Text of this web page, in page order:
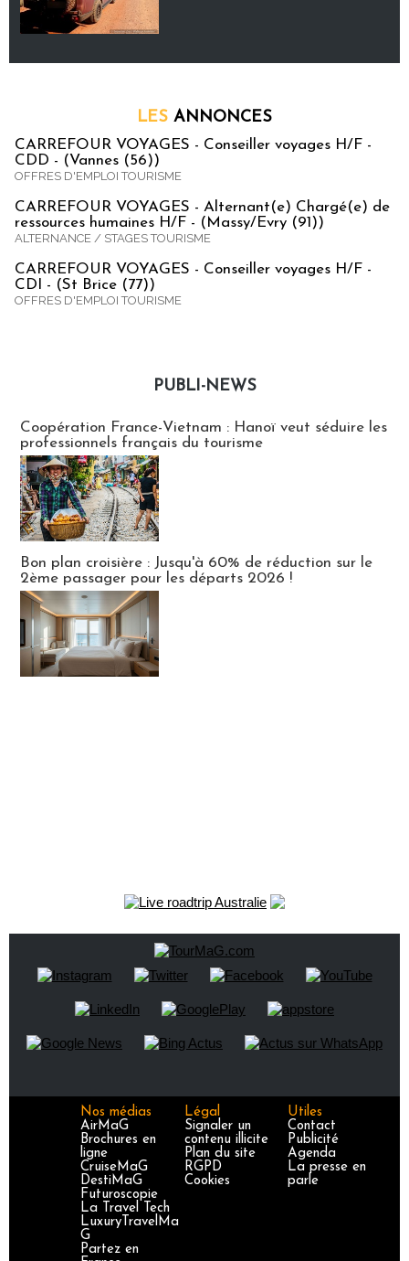
LES ANNONCES
CARREFOUR VOYAGES - Conseiller voyages H/F -
CDD - (Vannes (56))
OFFRES D'EMPLOI TOURISME
CARREFOUR VOYAGES - Alternant(e) Chargé(e) de
ressources humaines H/F - (Massy/Evry (91))
ALTERNANCE / STAGES TOURISME
CARREFOUR VOYAGES - Conseiller voyages H/F -
CDI - (St Brice (77))
OFFRES D'EMPLOI TOURISME
PUBLI-NEWS
Coopération France-Vietnam : Hanoï veut séduire les
professionnels français du tourisme
Bon plan croisière : Jusqu'à 60% de réduction sur le
2ème passager pour les départs 2026 !
Nos médias
AirMaG
Brochures en
ligne
CruiseMaG
DestiMaG
Futuroscopie
La Travel Tech
LuxuryTravelMa
G
Partez en
Légal
Signaler un
contenu illicite
Plan du site
RGPD
Cookies
Utiles
Contact
Publicité
Agenda
La presse en
parle